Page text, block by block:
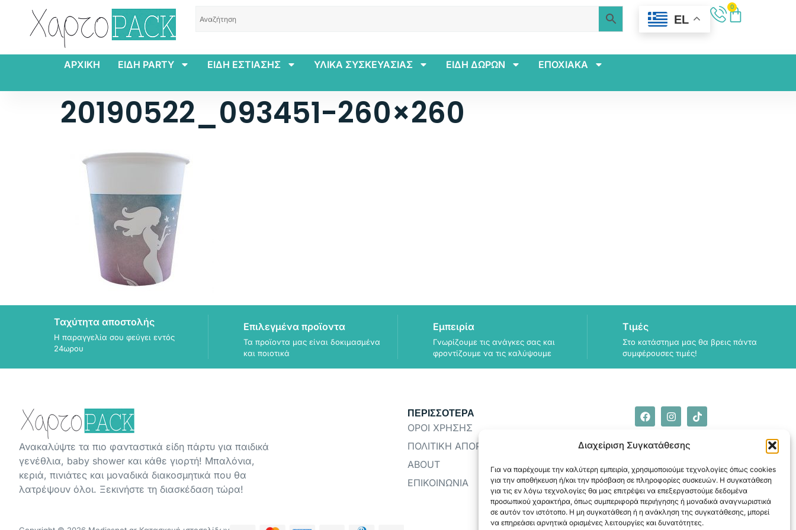
Διαχείριση Συγκατάθεσης
Για να παρέχουμε την καλύτερη εμπειρία, χρησιμοποιούμε τεχνολογίες όπως cookies
για την αποθήκευση ή/και την πρόσβαση σε πληροφορίες συσκευών. Η συγκατάθεση
για τις εν λόγω τεχνολογίες θα μας επιτρέψει να επεξεργαστούμε δεδομένα
προσωπικού χαρακτήρα, όπως συμπεριφορά περιήγησης ή μοναδικά αναγνωριστικά
σε αυτόν τον ιστότοπο. Η μη συγκατάθεση ή η ανάκληση της συγκατάθεσης, μπορεί
να επηρεάσει αρνητικά ορισμένες λειτουργίες και δυνατότητες.
EL
0
ΑΡΧΙΚΗ ΕΙΔΗ PARTY ΕΙΔΗ ΕΣΤΙΑΣΗΣ ΥΛΙΚΑ ΣΥΣΚΕΥΑΣΙΑΣ ΕΙΔΗ ΔΩΡΩΝ ΕΠΟΧΙΑΚΑ
20190522_093451-260×260
Ταχύτητα αποστολής
Η παραγγελία σου φεύγει εντός
24ωρου
Επιλεγμένα προϊοντα
Τα προϊοντα μας είναι δοκιμασμένα
και ποιοτικά
Εμπειρία
Γνωρίζουμε τις ανάγκες σας και
φροντίζουμε να τις καλύψουμε
Τιμές
Στο κατάστημα μας θα βρεις πάντα
συμφέρουσες τιμές!
Ανακαλύψτε τα πιο φανταστικά είδη πάρτυ για παιδικά
γενέθλια, baby shower και κάθε γιορτή! Μπαλόνια,
κεριά, πινιάτες και μοναδικά διακοσμητικά που θα
λατρέψουν όλοι. Ξεκινήστε τη διασκέδαση τώρα!
ΠΕΡΙΣΣΟΤΕΡΑ
ΟΡΟΙ ΧΡΗΣΗΣ
ΠΟΛΙΤΙΚΗ ΑΠΟΡΡΗΤΟΥ
ABOUT
ΕΠΙΚΟΙΝΩΝΙΑ
ΑΠΟΣΤΟΛΗ
ΕΞΟΦΛΗΣΗ